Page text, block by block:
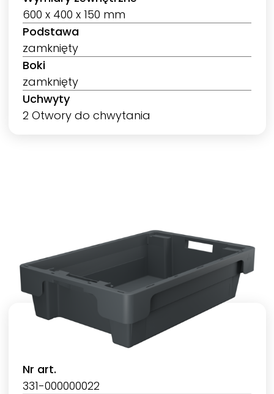
600 x 400 x 150 mm
Podstawa
zamknięty
Boki
zamknięty
Uchwyty
2 Otwory do chwytania
Nr art.
331-000000022